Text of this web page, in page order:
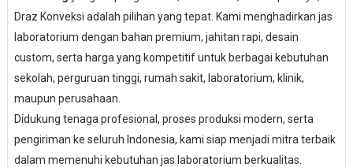
Draz Konveksi adalah pilihan yang tepat. Kami menghadirkan jas
laboratorium dengan bahan premium, jahitan rapi, desain
custom, serta harga yang kompetitif untuk berbagai kebutuhan
sekolah, perguruan tinggi, rumah sakit, laboratorium, klinik,
maupun perusahaan.
Didukung tenaga profesional, proses produksi modern, serta
pengiriman ke seluruh Indonesia, kami siap menjadi mitra terbaik
dalam memenuhi kebutuhan jas laboratorium berkualitas.